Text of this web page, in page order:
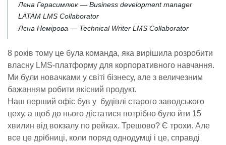
Лєна Герасимлюк — Business development manager
LATAM LMS Collaborator
Лєна Немірова — Technical Writer LMS Collaborator
8 років тому це була команда, яка вирішила розробити
власну LMS-платформу для корпоративного навчання.
Ми були новачками у світі бізнесу, але з величезним
бажанням робити якісний продукт.
Наш перший офіс був у будівлі старого заводського
цеху, а щоб до нього дістатися потрібно було йти 15
хвилин від вокзалу по рейках. Трешово? Є трохи. Але
все це дрібниці, коли поряд однодумці і це, справді